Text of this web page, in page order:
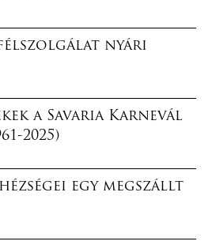
nyári
a Savaria Karnevál
2025)
egy megszállt